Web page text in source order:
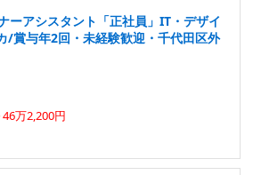
ーアシスタント「正社員」IT・デザイ
/賞与年2回・未経験歓迎・千代田区外
万2,200円